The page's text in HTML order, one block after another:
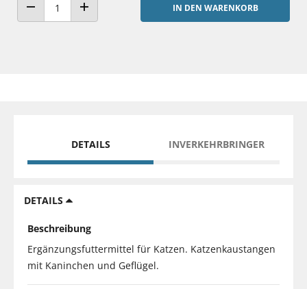
ANZAHL VERRINGERNANZAHL ERHÖHEN
IN DEN WARENKORB
DETAILS INVERKEHRBRINGER
DETAILS
Beschreibung
Ergänzungsfuttermittel für Katzen. Katzenkaustangen
mit Kaninchen und Geflügel.